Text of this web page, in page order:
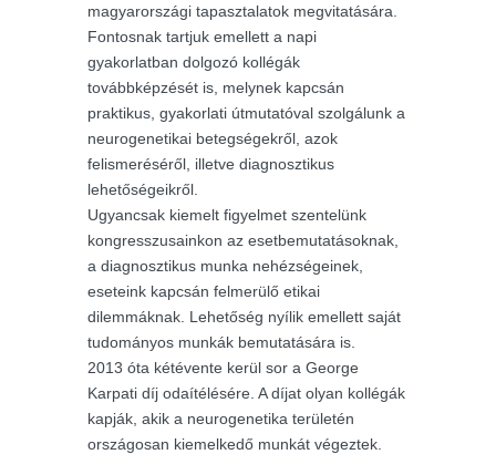
magyarországi tapasztalatok megvitatására.
Fontosnak tartjuk emellett a napi
gyakorlatban dolgozó kollégák
továbbképzését is, melynek kapcsán
praktikus, gyakorlati útmutatóval szolgálunk a
neurogenetikai betegségekről, azok
felismeréséről, illetve diagnosztikus
lehetőségeikről.
Ugyancsak kiemelt figyelmet szentelünk
kongresszusainkon az esetbemutatásoknak,
a diagnosztikus munka nehézségeinek,
eseteink kapcsán felmerülő etikai
dilemmáknak. Lehetőség nyílik emellett saját
tudományos munkák bemutatására is.
2013 óta kétévente kerül sor a George
Karpati díj odaítélésére. A díjat olyan kollégák
kapják, akik a neurogenetika területén
országosan kiemelkedő munkát végeztek.